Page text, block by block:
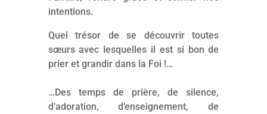
intentions.
Quel trésor de se découvrir toutes
sœurs avec lesquelles il est si bon de
prier et grandir dans la Foi !…
…Des temps de prière, de silence,
d’adoration, d’enseignement, de